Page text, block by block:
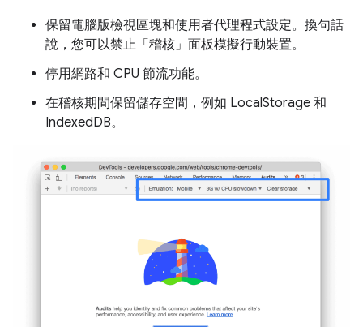
保留電腦版檢視區塊和使用者代理程式設定。換句話
說，您可以禁止「稽核」 面板模擬行動裝置。
停用網路和 CPU 節流功能。
在稽核期間保留儲存空間，例如 LocalStorage 和
IndexedDB。